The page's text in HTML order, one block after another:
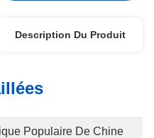
Description Du Produit
Populaire De Chine